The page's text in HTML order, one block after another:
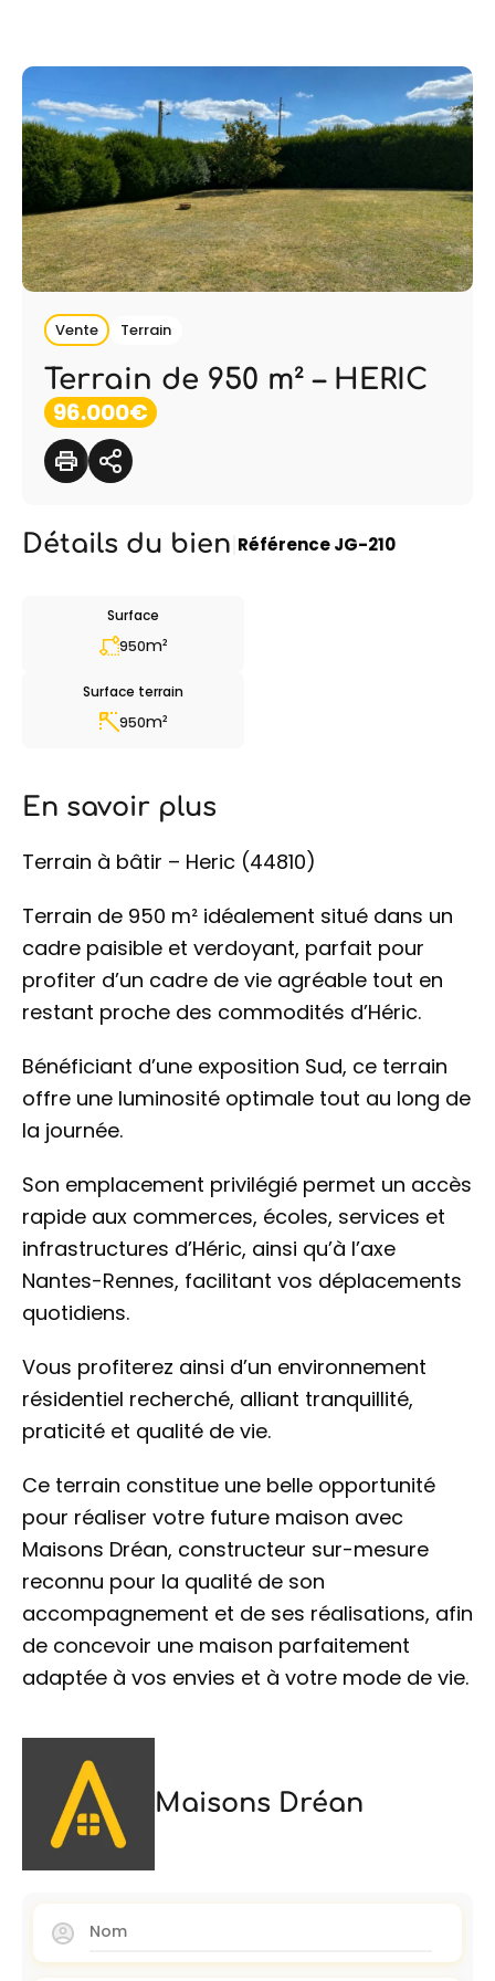
Vente Terrain
Terrain de 950 m² – HERIC
96.000€
Détails du bien RéférenceJG-210
Surface
950m²
Surface terrain
950m²
En savoir plus
Terrain à bâtir – Heric (44810)
Terrain de 950 m² idéalement situé dans un
cadre paisible et verdoyant, parfait pour
profiter d’un cadre de vie agréable tout en
restant proche des commodités d’Héric.
Bénéficiant d’une exposition Sud, ce terrain
offre une luminosité optimale tout au long de
la journée.
Son emplacement privilégié permet un accès
rapide aux commerces, écoles, services et
infrastructures d’Héric, ainsi qu’à l’axe
Nantes-Rennes, facilitant vos déplacements
quotidiens.
Vous profiterez ainsi d’un environnement
résidentiel recherché, alliant tranquillité,
praticité et qualité de vie.
Ce terrain constitue une belle opportunité
pour réaliser votre future maison avec
Maisons Dréan, constructeur sur-mesure
reconnu pour la qualité de son
accompagnement et de ses réalisations, afin
de concevoir une maison parfaitement
adaptée à vos envies et à votre mode de vie.
Maisons Dréan